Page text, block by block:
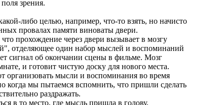
зрения.
либо целью, например, что-то взять, но начисто
провалах памяти виноваты двери.
прохождение через двери вызывает в мозгу
отделяющее один набор мыслей и воспоминаний
сигнал об окончании сцены в фильме. Мозг
и готовит чистую доску для нового места.
мысли и воспоминания во время
мы пытаемся вспомнить, что пришли сделать
раздражать.
в то место, где мысль пришла в голову.